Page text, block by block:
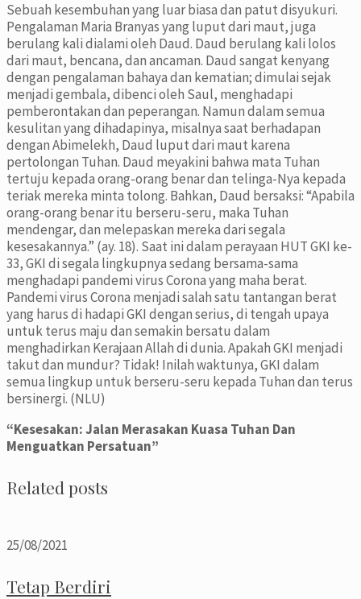
Sebuah kesembuhan yang luar biasa dan patut disyukuri.
Pengalaman Maria Branyas yang luput dari maut, juga
berulang kali dialami oleh Daud. Daud berulang kali lolos
dari maut, bencana, dan ancaman. Daud sangat kenyang
dengan pengalaman bahaya dan kematian; dimulai sejak
menjadi gembala, dibenci oleh Saul, menghadapi
pemberontakan dan peperangan. Namun dalam semua
kesulitan yang dihadapinya, misalnya saat berhadapan
dengan Abimelekh, Daud luput dari maut karena
pertolongan Tuhan. Daud meyakini bahwa mata Tuhan
tertuju kepada orang-orang benar dan telinga-Nya kepada
teriak mereka minta tolong. Bahkan, Daud bersaksi: “Apabila
orang-orang benar itu berseru-seru, maka Tuhan
mendengar, dan melepaskan mereka dari segala
kesesakannya.” (ay. 18). Saat ini dalam perayaan HUT GKI ke-
33, GKI di segala lingkupnya sedang bersama-sama
menghadapi pandemi virus Corona yang maha berat.
Pandemi virus Corona menjadi salah satu tantangan berat
yang harus di hadapi GKI dengan serius, di tengah upaya
untuk terus maju dan semakin bersatu dalam
menghadirkan Kerajaan Allah di dunia. Apakah GKI menjadi
takut dan mundur? Tidak! Inilah waktunya, GKI dalam
semua lingkup untuk berseru-seru kepada Tuhan dan terus
bersinergi. (NLU)
“Kesesakan: Jalan Merasakan Kuasa Tuhan Dan
Menguatkan Persatuan”
Related posts
25/08/2021
Tetap Berdiri